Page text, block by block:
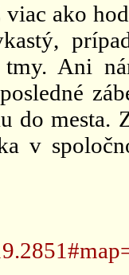
ako
Ani
do
v